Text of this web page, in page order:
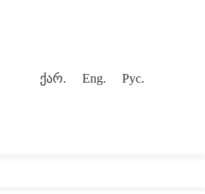
ქარ. Eng. Рус.